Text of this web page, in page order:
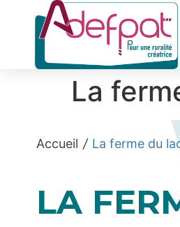
La
Accueil / La ferme du
LA
Cookies management panel